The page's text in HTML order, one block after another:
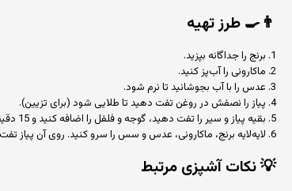
👨‍🍳 طرز تهیه
1. برنج را جداگانه بپزید.
2. ماکارونی را آب‌پز کنید.
3. عدس را با آب بجوشانید تا نرم شود.
4. پیاز را نصفش در روغن تفت دهید تا طلایی شود (برای تزیین).
5. بقیه پیاز و سیر را تفت دهید، گوجه و فلفل را اضافه کنید و 15 دقیقه بجوشانید.
6. لایه‌لایه برنج، ماکارونی، عدس و سس را سرو کنید. روی آن پیاز تفت‌داده و سس سرخه بریزید.
💡نکات آشپزی مرتبط